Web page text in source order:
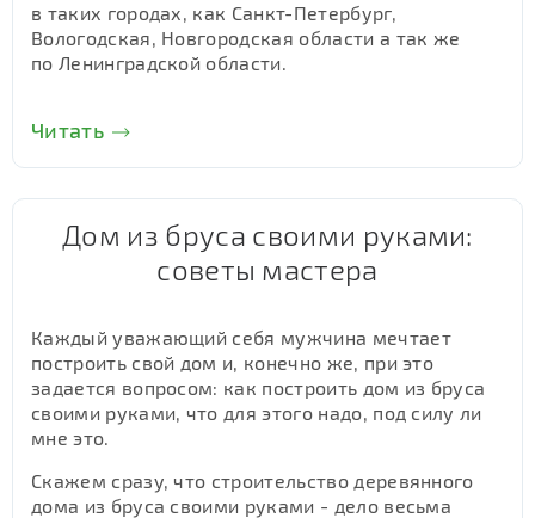
в таких городах, как Санкт-Петербург,
Вологодская, Новгородская области а так же
по Ленинградской области.
Читать
Дом из бруса своими руками:
советы мастера
Каждый уважающий себя мужчина мечтает
построить свой дом и, конечно же, при это
задается вопросом: как построить дом из бруса
своими руками, что для этого надо, под силу ли
мне это.
Скажем сразу, что строительство деревянного
дома из бруса своими руками - дело весьма